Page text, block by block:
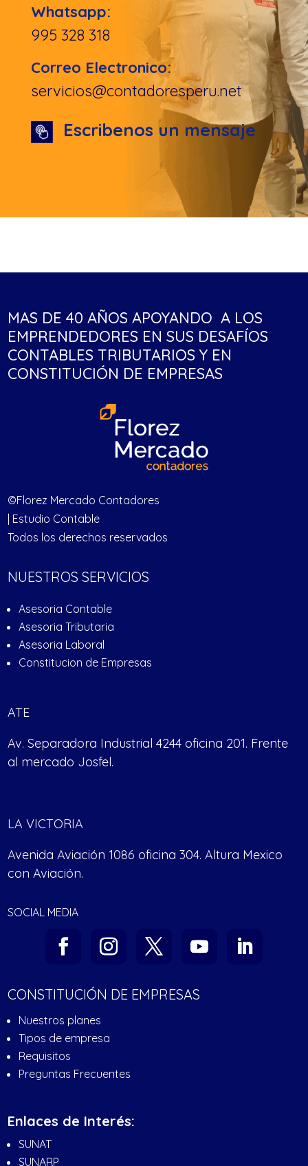
Whatsapp:
995 328 318
Correo Electronico:
servicios@contadoresperu.net
Escribenos un mensaje
MAS DE 40 AÑOS APOYANDO A LOS
EMPRENDEDORES EN SUS DESAFÍOS
CONTABLES TRIBUTARIOS Y EN
CONSTITUCIÓN DE EMPRESAS
©Florez Mercado Contadores
| Estudio Contable
Todos los derechos reservados
NUESTROS SERVICIOS
Asesoria Contable
Asesoria Tributaria
Asesoria Laboral
Constitucion de Empresas
ATE
Av. Separadora Industrial 4244 oficina 201. Frente
al mercado Josfel.
LA VICTORIA
Avenida Aviación 1086 oficina 304. Altura Mexico
con Aviación.
SOCIAL MEDIA
CONSTITUCIÓN DE EMPRESAS
Nuestros planes
Tipos de empresa
Requisitos
Preguntas Frecuentes
Enlaces de Interés:
SUNAT
SUNARP